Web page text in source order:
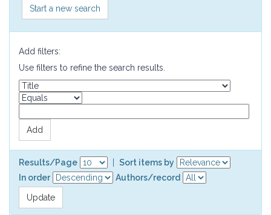
Start a new search
Add filters:
Use filters to refine the search results.
Results/Page
Sort items by
In order
Authors/record